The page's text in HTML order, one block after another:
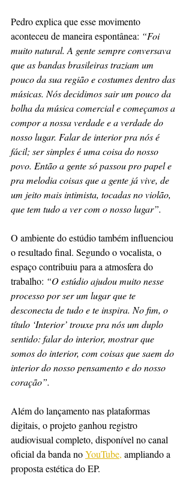
Pedro explica que esse movimento
aconteceu de maneira espontânea: “Foi
muito natural. A gente sempre conversava
que as bandas brasileiras traziam um
pouco da sua região e costumes dentro das
músicas. Nós decidimos sair um pouco da
bolha da música comercial e começamos a
compor a nossa verdade e a verdade do
nosso lugar. Falar de interior pra nós é
fácil; ser simples é uma coisa do nosso
povo. Então a gente só passou pro papel e
pra melodia coisas que a gente já vive, de
um jeito mais intimista, tocadas no violão,
que tem tudo a ver com o nosso lugar”.
O ambiente do estúdio também influenciou
o resultado final. Segundo o vocalista, o
espaço contribuiu para a atmosfera do
trabalho: “O estúdio ajudou muito nesse
processo por ser um lugar que te
desconecta de tudo e te inspira. No fim, o
título ‘Interior’ trouxe pra nós um duplo
sentido: falar do interior, mostrar que
somos do interior, com coisas que saem do
interior do nosso pensamento e do nosso
coração”.
Além do lançamento nas plataformas
digitais, o projeto ganhou registro
audiovisual completo, disponível no canal
oficial da banda no YouTube, ampliando a
proposta estética do EP.